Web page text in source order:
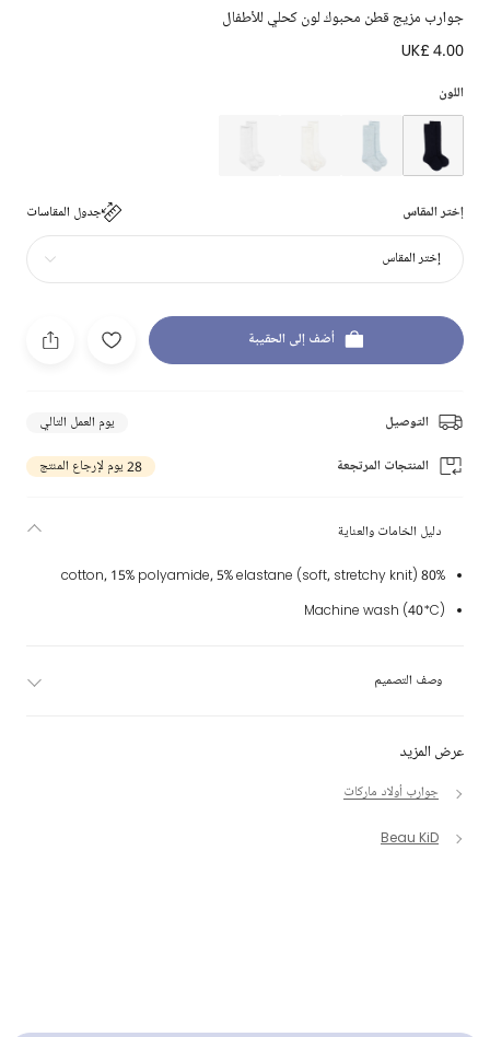
جوارب مزيج قطن محبوك لون كحلي للأطفال
UK£ 4.00
اللون
إختر المقاس جدول المقاسات
إختر المقاس
أضف إلى الحقيبة
التوصيل يوم العمل التالي
المنتجات المرتجعة 28 يوم لإرجاع المنتج
عرض المزيد
جوارب أولاد ماركات
Beau KiD
دليل الخامات والعناية
80% cotton, 15% polyamide, 5% elastane (soft, stretchy knit)
Machine wash (40*C)
وصف التصميم